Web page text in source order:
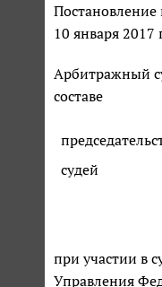
10 января 2017
Арбитражный
составе
судей
при участии в
Управления